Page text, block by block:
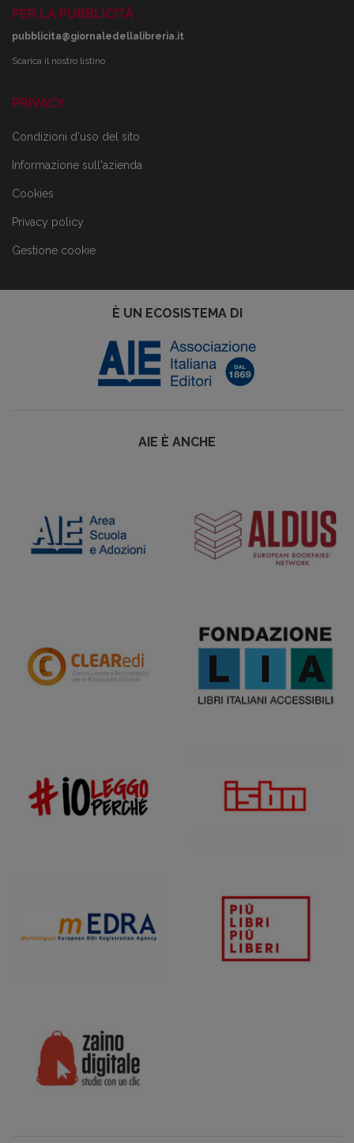
PER LA PUBBLICITÀ
pubblicita@giornaledellalibreria.it
Scarica il nostro listino
PRIVACY
Condizioni d'uso del sito
Informazione sull'azienda
Cookies
Privacy policy
Gestione cookie
È UN ECOSISTEMA DI
AIE È ANCHE